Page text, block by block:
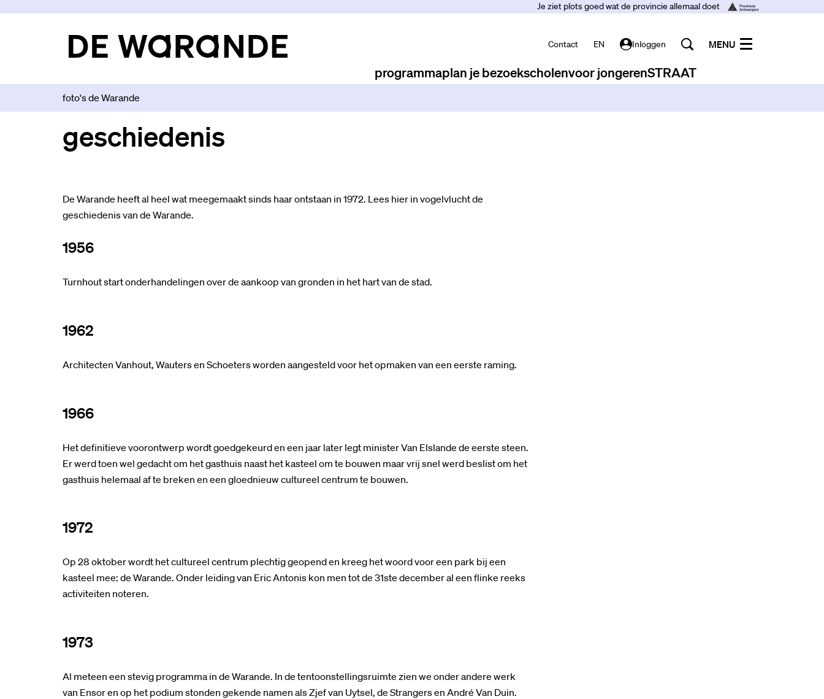
Je ziet plots goed wat de provincie allemaal doet
Contact EN Inloggen
programmaplan je bezoekscholenvoor jongerenSTRAAT
MENU
foto's de Warande
geschiedenis
De Warande heeft al heel wat meegemaakt sinds haar ontstaan in 1972. Lees hier in vogelvlucht de
geschiedenis van de Warande.
1956
Turnhout start onderhandelingen over de aankoop van gronden in het hart van de stad.
1962
Architecten Vanhout, Wauters en Schoeters worden aangesteld voor het opmaken van een eerste raming.
1966
Het definitieve voorontwerp wordt goedgekeurd en een jaar later legt minister Van Elslande de eerste steen.
Er werd toen wel gedacht om het gasthuis naast het kasteel om te bouwen maar vrij snel werd beslist om het
gasthuis helemaal af te breken en een gloednieuw cultureel centrum te bouwen.
1972
Op 28 oktober wordt het cultureel centrum plechtig geopend en kreeg het woord voor een park bij een
kasteel mee: de Warande. Onder leiding van Eric Antonis kon men tot de 31ste december al een flinke reeks
activiteiten noteren.
1973
Al meteen een stevig programma in de Warande. In de tentoonstellingsruimte zien we onder andere werk
van Ensor en op het podium stonden gekende namen als Zjef van Uytsel, de Strangers en André Van Duin.